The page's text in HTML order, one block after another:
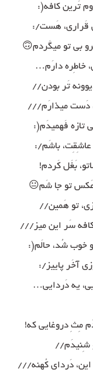
تَرین کافه(:
قَراری، هَست/:
بی تو میگَردم🙃
خاطِره دارَم…
تَر بودن//
دَست میذارَم///
تازه فَهمیدَم(:
باشَم/:
بَغَل کَردم!
عَکس تو جا شَم😐
تو هَمین//
سَر این میز///
خوب شُد، حالَم(:
آخَر پاییز/:
یه دَردایی…
مِثِ دروغایی که!
شِنیدَم//
این، دَردای کُهنه///